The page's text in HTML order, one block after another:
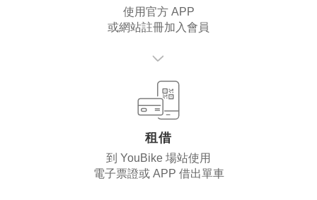
使用官方 APP
或網站註冊加入會員
租借
到 YouBike 場站使用
電子票證或 APP 借出單車